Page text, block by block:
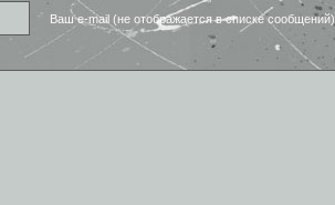
Ваш e-mail (не отображается в списке сообщений)